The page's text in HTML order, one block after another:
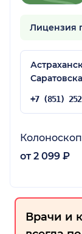
Лицензия
от 2 099 ₽
Врачи и